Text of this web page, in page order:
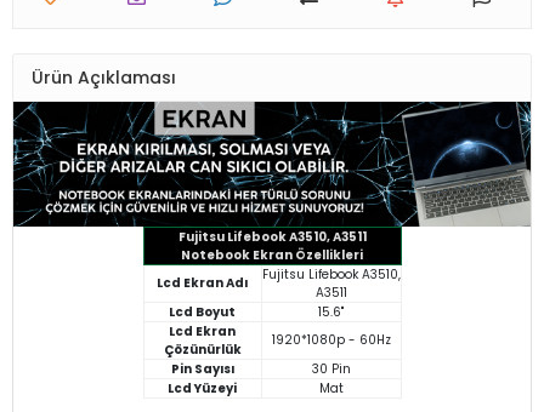
Ürün Açıklaması
Fujitsu Lifebook A3510, A3511
Notebook Ekran Özellikleri
Lcd Ekran Adı
Fujitsu Lifebook A3510,
A3511
Lcd Boyut
15.6"
Lcd Ekran
Çözünürlük
1920*1080p - 60Hz
Pin Sayısı
30 Pin
Lcd Yüzeyi
Mat